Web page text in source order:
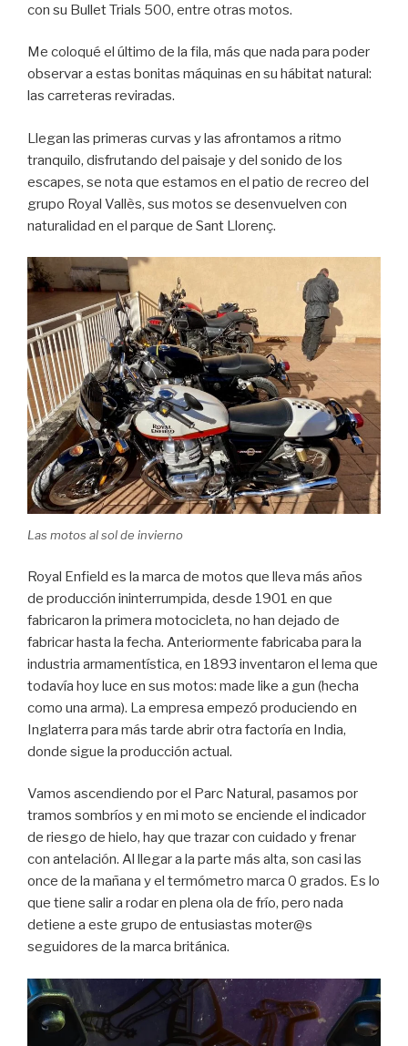
con su Bullet Trials 500, entre otras motos.
Me coloqué el último de la fila, más que nada para poder
observar a estas bonitas máquinas en su hábitat natural:
las carreteras reviradas.
Llegan las primeras curvas y las afrontamos a ritmo
tranquilo, disfrutando del paisaje y del sonido de los
escapes, se nota que estamos en el patio de recreo del
grupo Royal Vallès, sus motos se desenvuelven con
naturalidad en el parque de Sant Llorenç.
Las motos al sol de invierno
Royal Enfield es la marca de motos que lleva más años
de producción ininterrumpida, desde 1901 en que
fabricaron la primera motocicleta, no han dejado de
fabricar hasta la fecha. Anteriormente fabricaba para la
industria armamentística, en 1893 inventaron el lema que
todavía hoy luce en sus motos: made like a gun (hecha
como una arma). La empresa empezó produciendo en
Inglaterra para más tarde abrir otra factoría en India,
donde sigue la producción actual.
Vamos ascendiendo por el Parc Natural, pasamos por
tramos sombríos y en mi moto se enciende el indicador
de riesgo de hielo, hay que trazar con cuidado y frenar
con antelación. Al llegar a la parte más alta, son casi las
once de la mañana y el termómetro marca 0 grados. Es lo
que tiene salir a rodar en plena ola de frío, pero nada
detiene a este grupo de entusiastas moter@s
seguidores de la marca británica.